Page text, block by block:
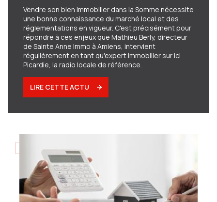
Vendre son bien immobilier dans la Somme nécessite
une bonne connaissance du marché local et des
réglementations en vigueur. C'est précisément pour
répondre à ces enjeux que Mathieu Berly, directeur
de Sainte Anne Immo à Amiens, intervient
régulièrement en tant qu'expert immobilier sur Ici
Picardie, la radio locale de référence.
LIRE CETTE ACTU
12/12/2025